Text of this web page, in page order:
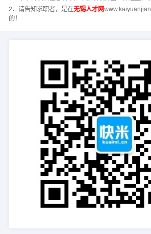
2、请告知求职者，是在无锡人才网
的！